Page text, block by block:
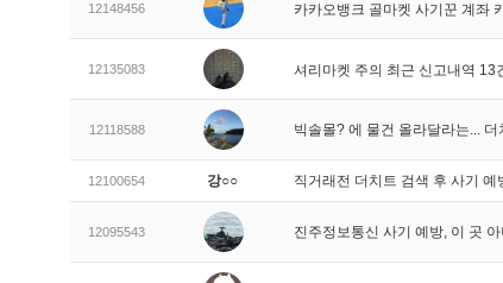
12148456 카카오뱅크 골마켓 사기꾼 계좌
12135083 셔리마켓 주의 최근 신고내역 13
12118588 빅솔몰? 에 물건 올라달라는...
12100654 강○○ 직거래전 더치트 검색 후 사기 예
12095543 진주정보통신 사기 예방, 이 곳